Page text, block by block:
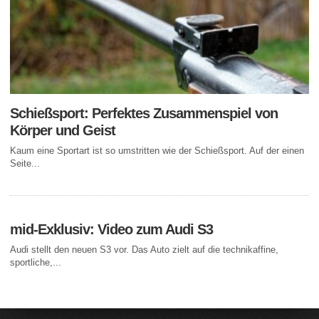
Schießsport: Perfektes Zusammenspiel von
Körper und Geist
Kaum eine Sportart ist so umstritten wie der Schießsport. Auf der einen
Seite...
mid-Exklusiv: Video zum Audi S3
Audi stellt den neuen S3 vor. Das Auto zielt auf die technikaffine,
sportliche,...